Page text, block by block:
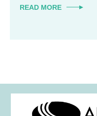
READ MORE